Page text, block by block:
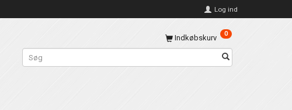
Log ind
Indkøbskurv 0